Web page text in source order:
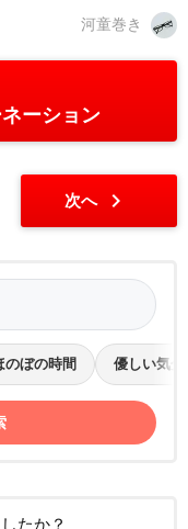
河童巻き
ーション
次へ chevron_right
のぼの時間 優しい気分
たか？